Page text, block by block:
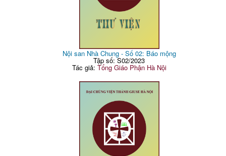
Nội san Nhà Chung - Số 02: Báo mộng
Tập số: S02/2023
Tác giả: Tổng Giáo Phận Hà Nội